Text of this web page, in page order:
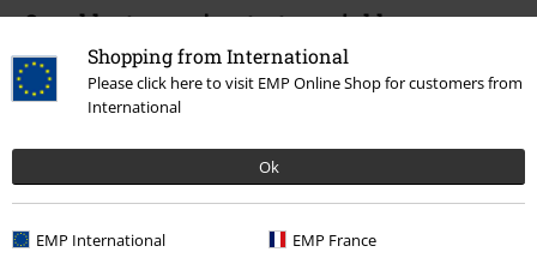
Shopping from International
Please click here to visit EMP Online Shop for customers from
International
Ok
EMP International EMP France
Onze klantenservice staat voor je klaar
Vandaag is onze klantenservice bereikbaar van 09:00 tot 17:00.
informatie
Begin chat
Service, catalogus, prijsvragen etc.